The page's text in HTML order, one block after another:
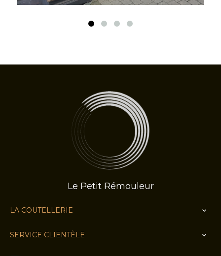
Le Petit Rémouleur
LA COUTELLERIE 
SERVICE CLIENTÈLE 